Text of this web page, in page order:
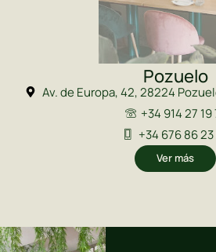
Pozuelo
Av. de Europa, 42, 28224
+34 914 27 19
+34 676 86
Ver más